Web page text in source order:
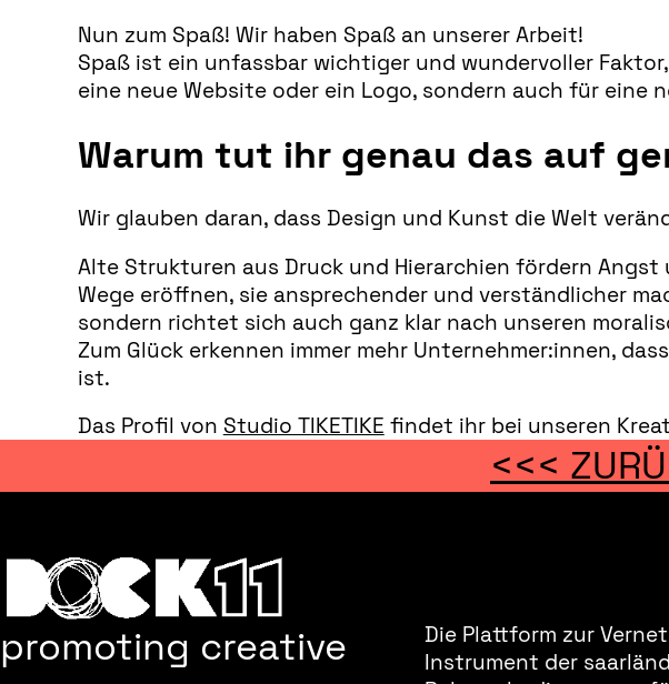
Nun zum Spaß! Wir haben Spaß an unserer Arbeit!
Spaß ist ein unfassbar wichtiger und wundervoller
eine neue Website oder ein Logo, sondern auch für eine
Warum tut ihr genau das auf
Wir glauben daran, dass Design und Kunst die Welt
Alte Strukturen aus Druck und Hierarchien fördern
Wege eröffnen, sie ansprechender und verständlicher
sondern richtet sich auch ganz klar nach unseren
Zum Glück erkennen immer mehr Unternehmer:innen,
ist.
Das Profil von Studio TIKETIKE findet ihr bei unseren
<<<
promoting creative
Die Plattform zur
Instrument der